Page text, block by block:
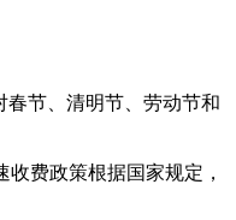
春节、清明节、劳动节和
费政策根据国家规定，